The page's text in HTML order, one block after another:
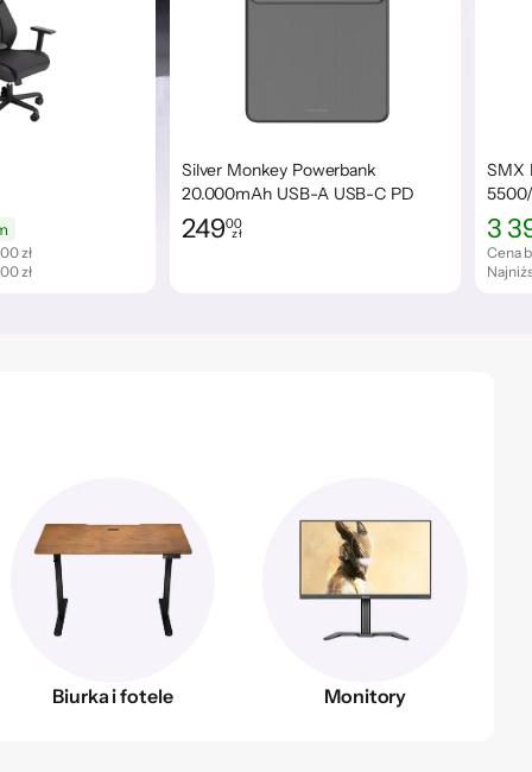
zł
zł
Silver Monkey Powerbank
20.000mAh USB-A USB-C PD
100W
Cena: 249,00 zł
24900
zł
SMX
3
Cena
Biurka i fotele Monitory